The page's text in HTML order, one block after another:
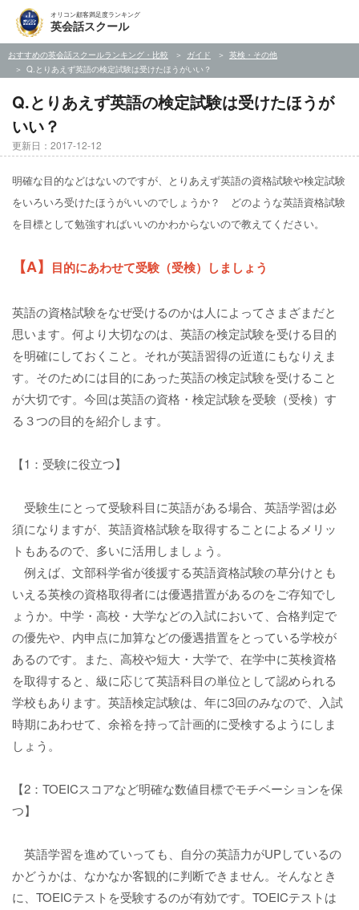
オリコン顧客満足度ランキング
英会話スクール
おすすめの英会話スクールランキング・比較 ガイド
英検・その他
Q.とりあえず英語の検定試験は受けたほうがいい？
Q.とりあえず英語の検定試験は受けたほうが
いい？
更新日：2017-12-12
明確な目的などはないのですが、とりあえず英語の資格試験や検定試験
をいろいろ受けたほうがいいのでしょうか？ どのような英語資格試験
を目標として勉強すればいいのかわからないので教えてください。
【A】 目的にあわせて受験（受検）しましょう
英語の資格試験をなぜ受けるのかは人によってさまざまだと
思います。何より大切なのは、英語の検定試験を受ける目的
を明確にしておくこと。それが英語習得の近道にもなりえま
す。そのためには目的にあった英語の検定試験を受けること
が大切です。今回は英語の資格・検定試験を受験（受検）す
る３つの目的を紹介します。
【1：受験に役立つ】
受験生にとって受験科目に英語がある場合、英語学習は必
須になりますが、英語資格試験を取得することによるメリッ
トもあるので、多いに活用しましょう。
例えば、文部科学省が後援する英語資格試験の草分けとも
いえる英検の資格取得者には優遇措置があるのをご存知でし
ょうか。中学・高校・大学などの入試において、合格判定で
の優先や、内申点に加算などの優遇措置をとっている学校が
あるのです。また、高校や短大・大学で、在学中に英検資格
を取得すると、級に応じて英語科目の単位として認められる
学校もあります。英語検定試験は、年に3回のみなので、入試
時期にあわせて、余裕を持って計画的に受検するようにしま
しょう。
【2：TOEICスコアなど明確な数値目標でモチベーションを保
つ】
英語学習を進めていっても、自分の英語力がUPしているの
かどうかは、なかなか客観的に判断できません。そんなとき
に、TOEICテストを受験するのが有効です。TOEICテストは